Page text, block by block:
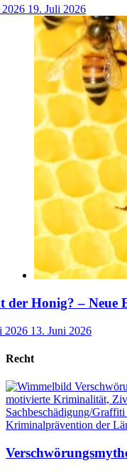
19. Juli 2026
der Honig? – Neue
2026 13. Juni 2026
Recht